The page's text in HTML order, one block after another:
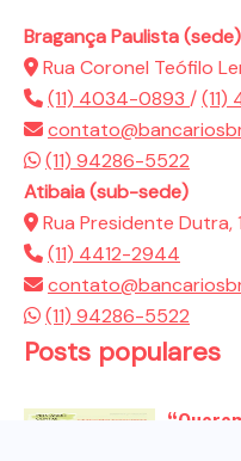
Bragança Paulista (sede)
Rua Coronel Teófilo
(11) 4034-0893 /
(11) 94286-5522
Atibaia (sub-sede)
Rua Presidente Dutra,
(11) 4412-2944
(11) 94286-5522
Posts populares